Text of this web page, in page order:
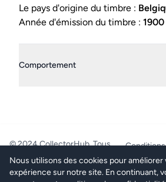
Nous utilisons des cookies pour améliorer
expérience sur notre site. En continuant,
Le pays d'origine du timbre :
Année d'émission du timbre : 1900
Comportement
© 2024 CollectorHub. Tous
droits réservés.
PhilaJob - BE0804.218.387 -
Mettet/Belgique
de